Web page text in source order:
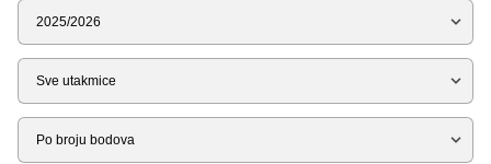
Sezona
Tip
Liga